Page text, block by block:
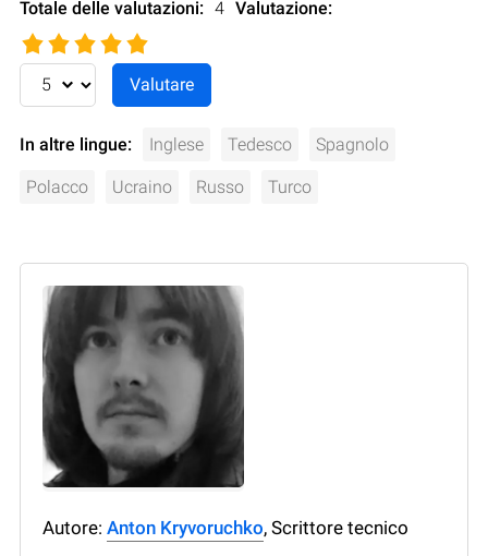
Totale delle valutazioni: 4 Valutazione:
In altre lingue: Inglese Tedesco Spagnolo
Polacco Ucraino Russo Turco
Autore: Anton Kryvoruchko, Scrittore tecnico